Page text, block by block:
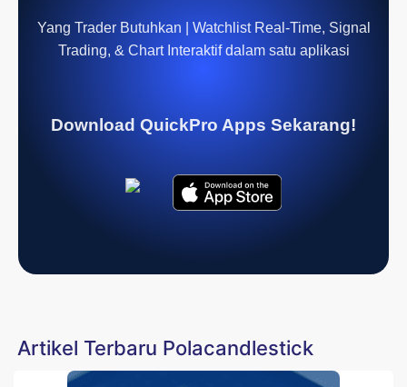
Yang Trader Butuhkan | Watchlist Real-Time, Signal
Trading, & Chart Interaktif dalam satu aplikasi
Download QuickPro Apps Sekarang!
Artikel Terbaru Polacandlestick